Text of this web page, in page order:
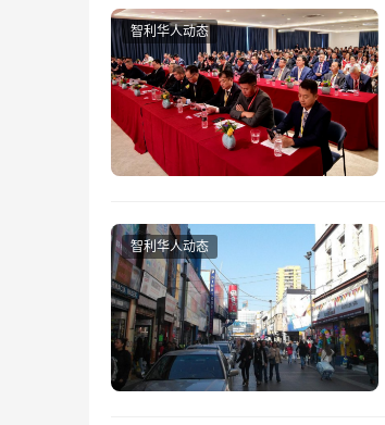
智利华人动态
智利华人动态